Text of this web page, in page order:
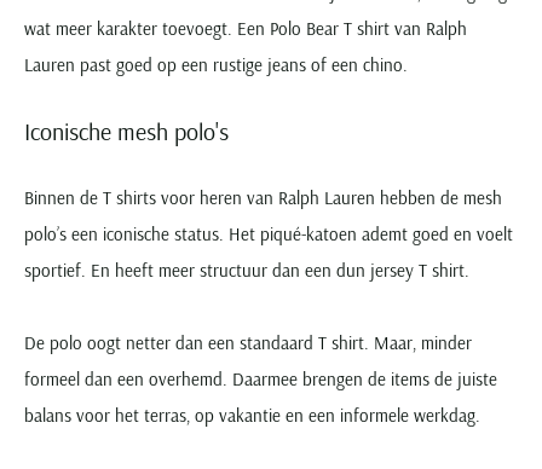
wat meer karakter toevoegt. Een Polo Bear T shirt van Ralph
Lauren past goed op een rustige jeans of een chino.
Iconische mesh polo's
Binnen de T shirts voor heren van Ralph Lauren hebben de mesh
polo’s een iconische status. Het piqué-katoen ademt goed en voelt
sportief. En heeft meer structuur dan een dun jersey T shirt.
De polo oogt netter dan een standaard T shirt. Maar, minder
formeel dan een overhemd. Daarmee brengen de items de juiste
balans voor het terras, op vakantie en een informele werkdag.